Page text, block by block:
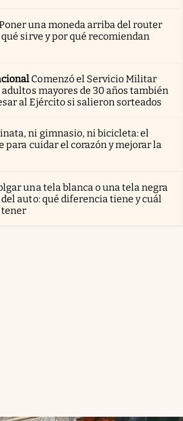
una moneda arriba del router
qué sirve y por qué recomiendan
Comenzó el Servicio Militar
adultos mayores de 30 años también
al Ejército si salieron sorteados
ni gimnasio, ni bicicleta: el
para cuidar el corazón y mejorar la
una tela blanca o una tela negra
auto: qué diferencia tiene y cuál